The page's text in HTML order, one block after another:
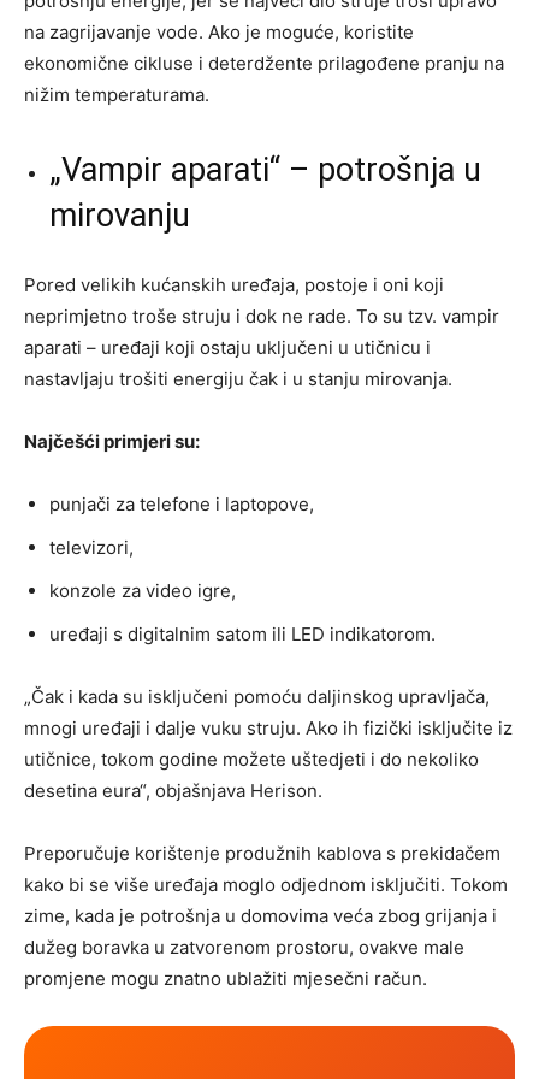
na zagrijavanje vode. Ako je moguće, koristite
ekonomične cikluse i deterdžente prilagođene pranju na
nižim temperaturama.
„Vampir aparati“ – potrošnja u
mirovanju
Pored velikih kućanskih uređaja, postoje i oni koji
neprimjetno troše struju i dok ne rade. To su tzv. vampir
aparati – uređaji koji ostaju uključeni u utičnicu i
nastavljaju trošiti energiju čak i u stanju mirovanja.
Najčešći primjeri su:
punjači za telefone i laptopove,
televizori,
konzole za video igre,
uređaji s digitalnim satom ili LED indikatorom.
„Čak i kada su isključeni pomoću daljinskog upravljača,
mnogi uređaji i dalje vuku struju. Ako ih fizički isključite iz
utičnice, tokom godine možete uštedjeti i do nekoliko
desetina eura“, objašnjava Herison.
Preporučuje korištenje produžnih kablova s prekidačem
kako bi se više uređaja moglo odjednom isključiti. Tokom
zime, kada je potrošnja u domovima veća zbog grijanja i
dužeg boravka u zatvorenom prostoru, ovakve male
promjene mogu znatno ublažiti mjesečni račun.